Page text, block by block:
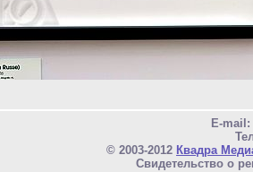
E-mail:
© 2003-2012 Квадра
Свидетельство о